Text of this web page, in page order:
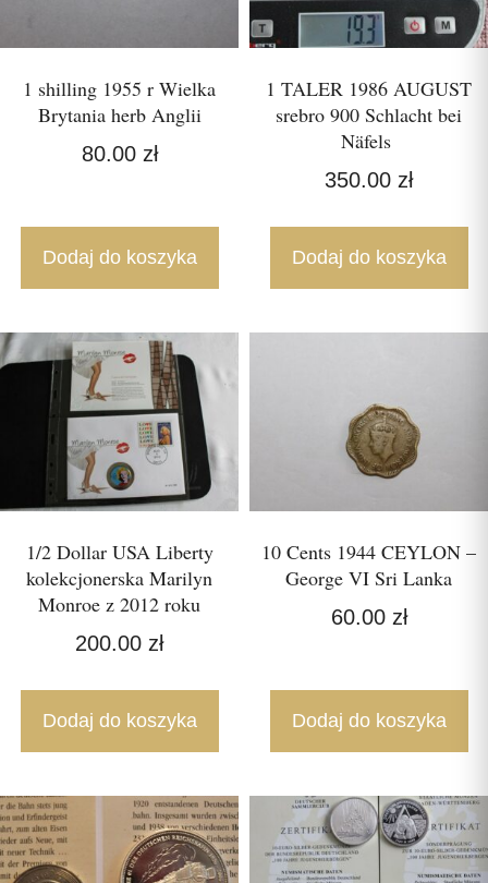
1 shilling 1955 r Wielka
Brytania herb Anglii
80.00 zł
Dodaj do koszyka
1 TALER 1986 AUGUST
srebro 900 Schlacht bei
Näfels
350.00 zł
Dodaj do koszyka
1/2 Dollar USA Liberty
kolekcjonerska Marilyn
Monroe z 2012 roku
200.00 zł
Dodaj do koszyka
10 Cents 1944 CEYLON –
George VI Sri Lanka
60.00 zł
Dodaj do koszyka